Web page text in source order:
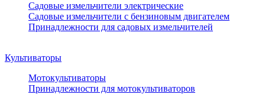
Садовые измельчители электрические
Садовые измельчители с бензиновым двигателем
Принадлежности для садовых измельчителей
Культиваторы
Мотокультиваторы
Принадлежности для мотокультиваторов